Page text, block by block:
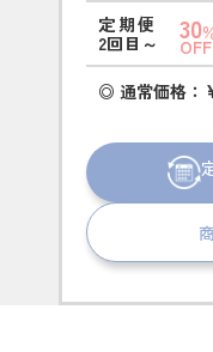
定期便
2回目～
30
OFF
◎ 通常価格：